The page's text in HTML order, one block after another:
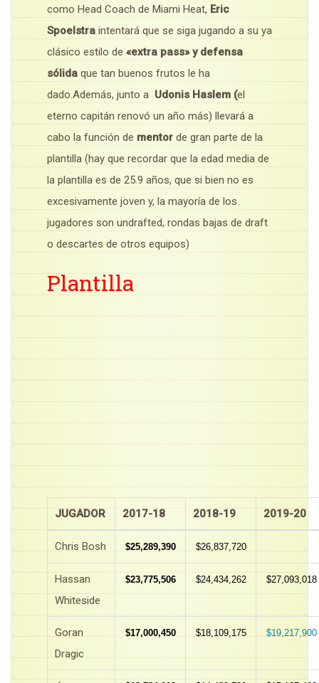
como Head Coach de Miami Heat, Eric
Spoelstra intentará que se siga jugando a su ya
clásico estilo de «extra pass» y defensa
sólida que tan buenos frutos le ha
dado.Además, junto a Udonis Haslem (el
eterno capitán renovó un año más) llevará a
cabo la función de mentor de gran parte de la
plantilla (hay que recordar que la edad media de
la plantilla es de 25.9 años, que si bien no es
excesivamente joven y, la mayoría de los
jugadores son undrafted, rondas bajas de draft
o descartes de otros equipos)
Plantilla
JUGADOR 2017-18 2018-19 2019-20
Chris Bosh $25,289,390 $26,837,720
Hassan
Whiteside
$23,775,506 $24,434,262 $27,093,018
Goran
Dragic
$17,000,450 $18,109,175 $19,217,900